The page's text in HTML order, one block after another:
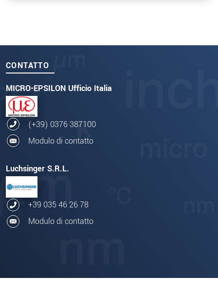
CONTATTO
MICRO-EPSILON Ufficio Italia
(+39) 0376 387100
Modulo di contatto
Luchsinger S.R.L.
+39 035 46 26 78
Modulo di contatto